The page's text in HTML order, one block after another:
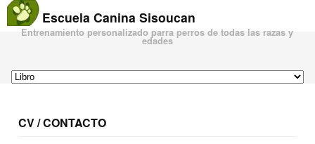
Escuela Canina Sisoucan
Entrenamiento personalizado parra perros de todas las razas y
edades
CV / CONTACTO